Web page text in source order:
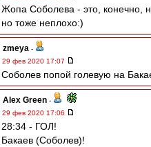
Жопа Соболева - это, конечно,
но тоже неплохо:)
zmeya -
29 фев 2020 17:07
Соболев попой голевую на
Alex Green -
29 фев 2020 17:06
28:34 - ГОЛ!
Бакаев (Соболев)!